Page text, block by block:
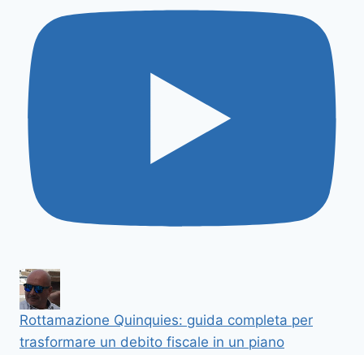
Rottamazione Quinquies: guida completa per
trasformare un debito fiscale in un piano